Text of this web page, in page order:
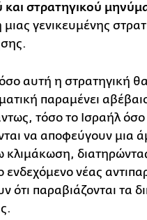
και στρατηγικού
γενικευμένης
αυτή η στρατηγική θα
παραμένει
τόσο το Ισραήλ όσο
να αποφεύγουν μια
κλιμάκωση,
ενδεχόμενο νέας
ότι παραβιάζονται τα